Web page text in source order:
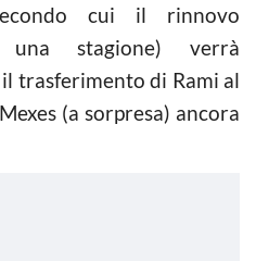
cui il rinnovo
una stagione) verrà
trasferimento di Rami al
(a sorpresa) ancora